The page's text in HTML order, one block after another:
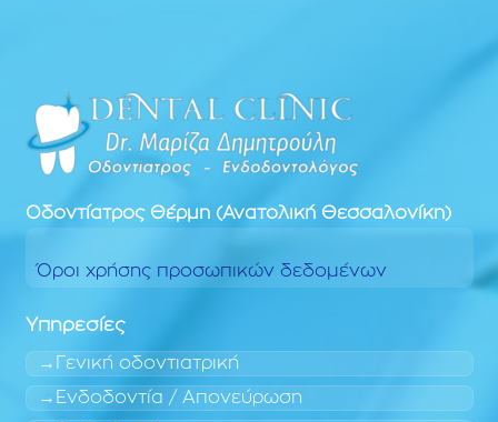
Οδοντίατρος Θέρμη (Ανατολική Θεσσαλονίκη)
Όροι χρήσης προσωπικών δεδομένων
Υπηρεσίες
Γενική οδοντιατρική
Ενδοδοντία / Απονεύρωση